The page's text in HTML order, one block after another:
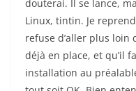
douterai. Il se lance,
Linux, tintin. Je
refuse d’aller plus
déjà en place, et qu’il
installation au